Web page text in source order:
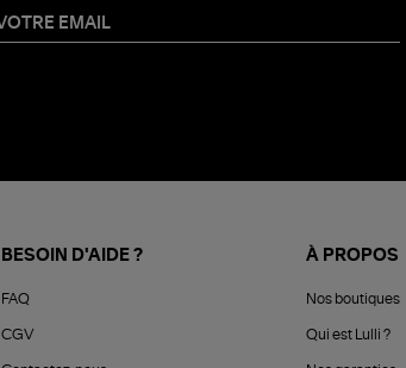
BESOIN D'AIDE ?
FAQ
CGV
À PROPOS
Nos boutiques
Qui est Lulli ?